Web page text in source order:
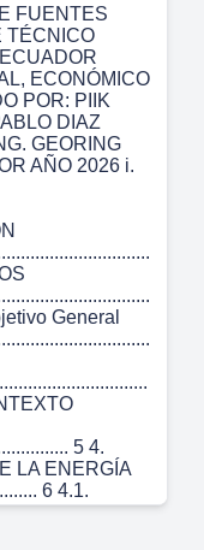
FUENTES
TÉCNICO
ECONÓMICO
POR: PIIK
DIAZ
GEORING
AÑO 2026 i.
General
5 4.
LA ENERGÍA
6 4.1.